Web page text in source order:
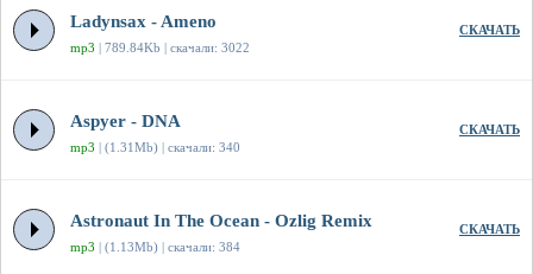
Ladynsax - Ameno
mp3 | 789.84Kb | скачали: 3022
СКАЧАТЬ
Aspyer - DNA
mp3 | (1.31Mb) | скачали: 340
СКАЧАТЬ
Astronaut In The Ocean - Ozlig Remix
mp3 | (1.13Mb) | скачали: 384
СКАЧАТЬ